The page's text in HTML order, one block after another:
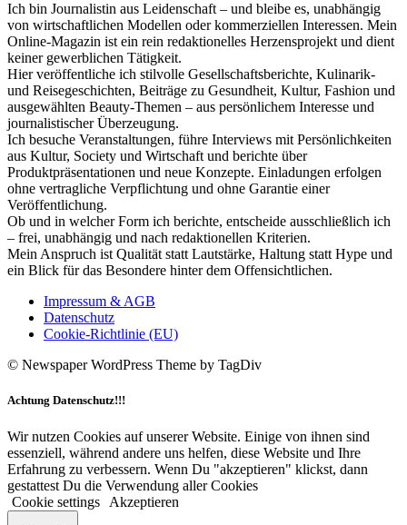
Ich bin Journalistin aus Leidenschaft – und bleibe es, unabhängig
von wirtschaftlichen Modellen oder kommerziellen Interessen. Mein
Online-Magazin ist ein rein redaktionelles Herzensprojekt und dient
keiner gewerblichen Tätigkeit.
Hier veröffentliche ich stilvolle Gesellschaftsberichte, Kulinarik-
und Reisegeschichten, Beiträge zu Gesundheit, Kultur, Fashion und
ausgewählten Beauty-Themen – aus persönlichem Interesse und
journalistischer Überzeugung.
Ich besuche Veranstaltungen, führe Interviews mit Persönlichkeiten
aus Kultur, Society und Wirtschaft und berichte über
Produktpräsentationen und neue Konzepte. Einladungen erfolgen
ohne vertragliche Verpflichtung und ohne Garantie einer
Veröffentlichung.
Ob und in welcher Form ich berichte, entscheide ausschließlich ich
– frei, unabhängig und nach redaktionellen Kriterien.
Mein Anspruch ist Qualität statt Lautstärke, Haltung statt Hype und
ein Blick für das Besondere hinter dem Offensichtlichen.
Impressum & AGB
Datenschutz
Cookie-Richtlinie (EU)
© Newspaper WordPress Theme by TagDiv
Achtung Datenschutz!!!
Wir nutzen Cookies auf unserer Website. Einige von ihnen sind
essenziell, während andere uns helfen, diese Website und Ihre
Erfahrung zu verbessern. Wenn Du "akzeptieren" klickst, dann
gestattest Du die Verwendung aller Cookies
Cookie settings
Akzeptieren